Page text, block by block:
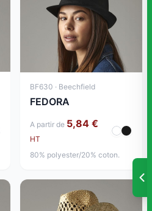
BF630 · Beechfield
FEDORA
A partir de 5,84 €
HT
80% polyester/20% coton.